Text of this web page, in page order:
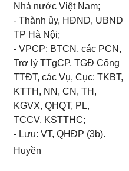
Nhà nước Việt Nam;
- Thành ủy, HĐND, UBND
TP Hà Nội;
- VPCP: BTCN, các PCN,
Trợ lý TTgCP, TGĐ Cổng
TTĐT, các Vụ, Cục: TKBT,
KTTH, NN, CN, TH,
KGVX, QHQT, PL,
TCCV, KSTTHC;
- Lưu: VT, QHĐP (3b).
Huyền